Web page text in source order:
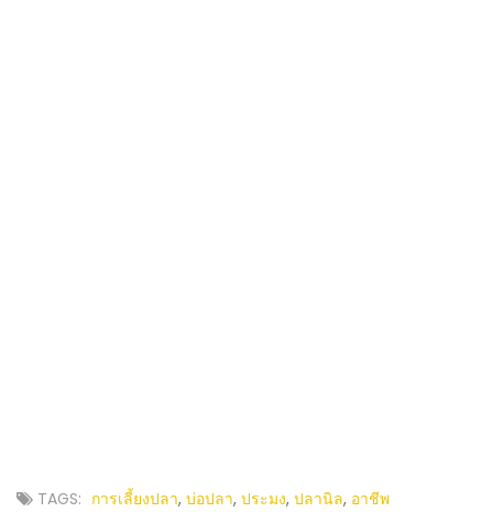
TAGS: การเลี้ยงปลา, บ่อปลา, ประมง, ปลานิล, อาชีพ